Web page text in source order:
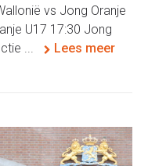
vs Jong Oranje
U17 17:30 Jong
...
Lees meer